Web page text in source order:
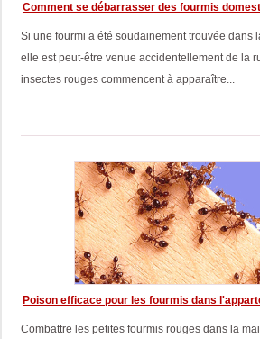
Comment se débarrasser des fourmis
Si une fourmi a été soudainement trouvée dans
elle est peut-être venue accidentellement de la
insectes rouges commencent à apparaître...
Poison efficace pour les fourmis dans
Combattre les petites fourmis rouges dans la